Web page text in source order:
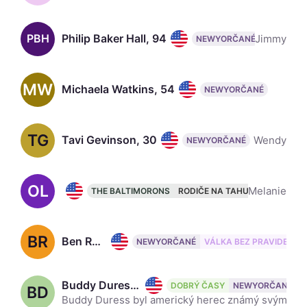
PBH Philip Baker Hall, 94 NEWYORČANÉJimmy
MW Michaela Watkins, 54 NEWYORČANÉ
TG Tavi Gevinson, 30 NEWYORČANÉ Wendy
OL Olivia Luccardi, 37
THE BALTIMORONS RODIČE NA TAHUMelanie
BR Ben Rosenfield, 34 NEWYORČANÉ VÁLKA BEZ PRAVIDEL
BD Buddy Duress, 38 ✝ 1985 – 2023 DOBRÝ ČASY NEWYORČANÉ